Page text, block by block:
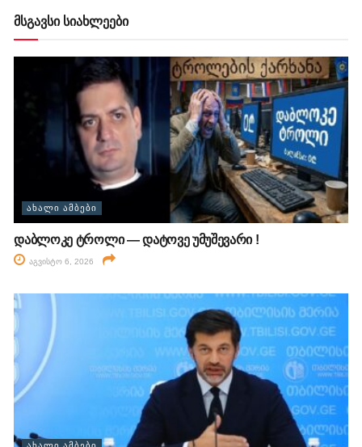
მსგავსი სიახლეები
ᲐᲮᲐᲚᲘ ᲐᲛᲑᲔᲑᲘ
დაბლოკე ტროლი — დატოვე უმუშევარი !
აგვისტო 6, 2026